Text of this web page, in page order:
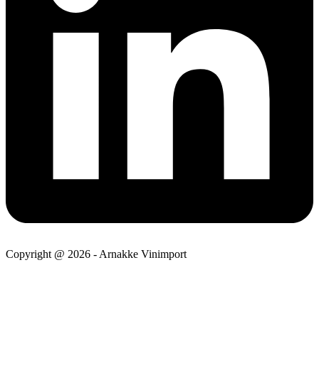
Copyright @ 2026 - Arnakke Vinimport